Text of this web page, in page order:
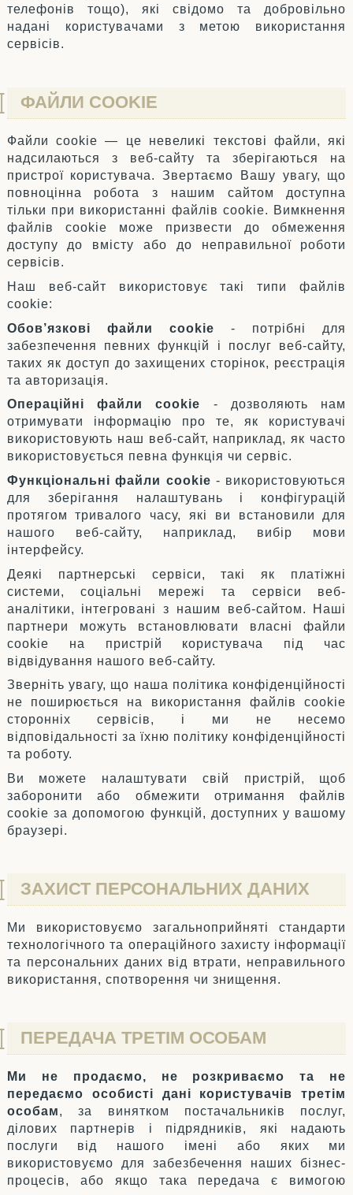
телефонів тощо), які свідомо та добровільно
надані користувачами з метою використання
сервісів.
ФАЙЛИ COOKIE
Файли cookie — це невеликі текстові файли, які
надсилаються з веб-сайту та зберігаються на
пристрої користувача. Звертаємо Вашу увагу, що
повноцінна робота з нашим сайтом доступна
тільки при використанні файлів cookie. Вимкнення
файлів cookie може призвести до обмеження
доступу до вмісту або до неправильної роботи
сервісів.
Наш веб-сайт використовує такі типи файлів
cookie:
Обов’язкові файли cookie - потрібні для
забезпечення певних функцій і послуг веб-сайту,
таких як доступ до захищених сторінок, реєстрація
та авторизація.
Операційні файли cookie - дозволяють нам
отримувати інформацію про те, як користувачі
використовують наш веб-сайт, наприклад, як часто
використовується певна функція чи сервіс.
Функціональні файли cookie - використовуються
для зберігання налаштувань і конфігурацій
протягом тривалого часу, які ви встановили для
нашого веб-сайту, наприклад, вибір мови
інтерфейсу.
Деякі партнерські сервіси, такі як платіжні
системи, соціальні мережі та сервіси веб-
аналітики, інтегровані з нашим веб-сайтом. Наші
партнери можуть встановлювати власні файли
cookie на пристрій користувача під час
відвідування нашого веб-сайту.
Зверніть увагу, що наша політика конфіденційності
не поширюється на використання файлів cookie
сторонніх сервісів, і ми не несемо
відповідальності за їхню політику конфіденційності
та роботу.
Ви можете налаштувати свій пристрій, щоб
заборонити або обмежити отримання файлів
cookie за допомогою функцій, доступних у вашому
браузері.
ЗАХИСТ ПЕРСОНАЛЬНИХ ДАНИХ
Ми використовуємо загальноприйняті стандарти
технологічного та операційного захисту інформації
та персональних даних від втрати, неправильного
використання, спотворення чи знищення.
ПЕРЕДАЧА ТРЕТІМ ОСОБАМ
Ми не продаємо, не розкриваємо та не
передаємо особисті дані користувачів третім
особам, за винятком постачальників послуг,
ділових партнерів і підрядників, які надають
послуги від нашого імені або яких ми
використовуємо для забезбечення наших бізнес-
процесів, або якщо така передача є вимогою